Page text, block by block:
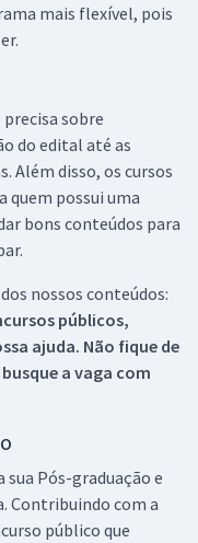
mais flexível, pois
precisa sobre
do edital até as
Além disso, os cursos
quem possui uma
bons conteúdos para
nossos conteúdos:
públicos,
ajuda. Não fique de
a vaga com
sua Pós-graduação e
Contribuindo com a
público que